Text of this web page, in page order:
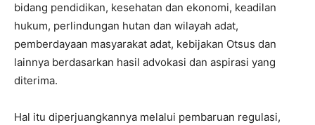
bidang pendidikan, kesehatan dan ekonomi, keadilan
hukum, perlindungan hutan dan wilayah adat,
pemberdayaan masyarakat adat, kebijakan Otsus dan
lainnya berdasarkan hasil advokasi dan aspirasi yang
diterima.
Hal itu diperjuangkannya melalui pembaruan regulasi,